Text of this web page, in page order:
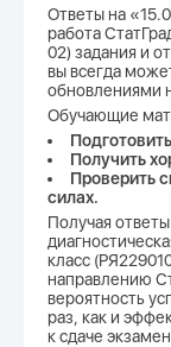
Ответы на
работа
02) задания и
вы всегда
обновлениями
Обучающие
Получить
Проверить
силах.
Получая
класс
направлению
вероятность
раз, как и
к сдаче